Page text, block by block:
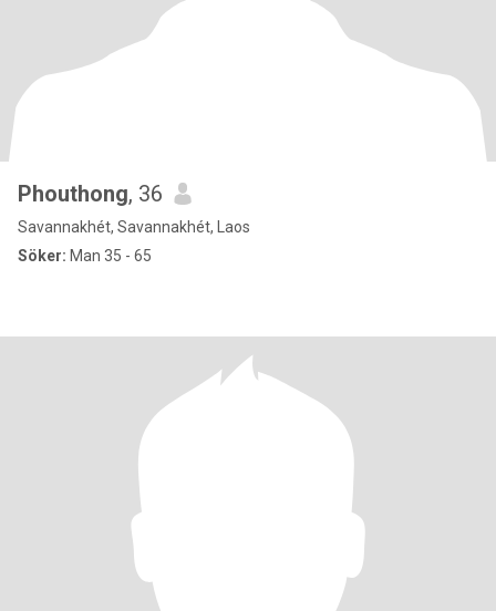
Phouthong, 36
Savannakhét, Savannakhét, Laos
Söker: Man 35 - 65